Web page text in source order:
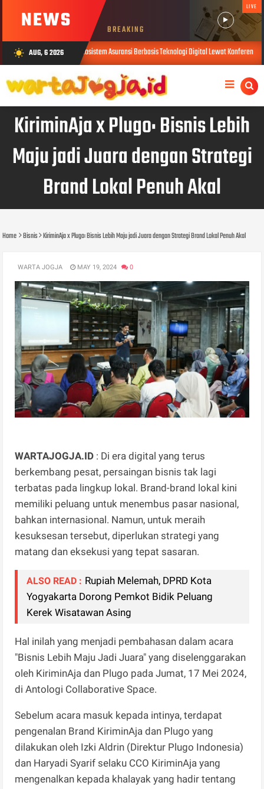
NEWS BREAKING
LIVE
wb_sunny AUG, 6 2026
Ekosistem Asuransi Berbasis Teknologi Digital Lewat Konferensi Internasional di
KiriminAja x Plugo: Bisnis Lebih
Maju jadi Juara dengan Strategi
Brand Lokal Penuh Akal
Home Bisnis KiriminAja x Plugo: Bisnis Lebih Maju jadi Juara dengan Strategi Brand Lokal Penuh Akal
WARTA JOGJA MAY 19, 2024 0
WARTAJOGJA.ID : Di era digital yang terus
berkembang pesat, persaingan bisnis tak lagi
terbatas pada lingkup lokal. Brand-brand lokal kini
memiliki peluang untuk menembus pasar nasional,
bahkan internasional. Namun, untuk meraih
kesuksesan tersebut, diperlukan strategi yang
matang dan eksekusi yang tepat sasaran.
ALSO READ : Rupiah Melemah, DPRD Kota
Yogyakarta Dorong Pemkot Bidik Peluang
Kerek Wisatawan Asing
Hal inilah yang menjadi pembahasan dalam acara
"Bisnis Lebih Maju Jadi Juara" yang diselenggarakan
oleh KiriminAja dan Plugo pada Jumat, 17 Mei 2024,
di Antologi Collaborative Space.
Sebelum acara masuk kepada intinya, terdapat
pengenalan Brand KiriminAja dan Plugo yang
dilakukan oleh Izki Aldrin (Direktur Plugo Indonesia)
dan Haryadi Syarif selaku CCO KiriminAja yang
mengenalkan kepada khalayak yang hadir tentang